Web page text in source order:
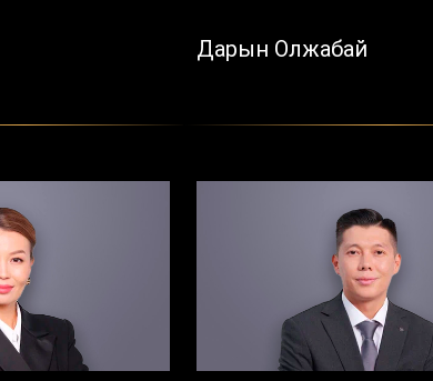
Дарын Олжабай